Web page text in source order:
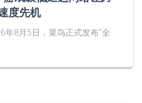
度先机
年8月5日，菜鸟正式发布"全